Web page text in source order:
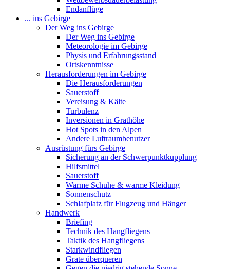
Endanflüge
... ins Gebirge
Der Weg ins Gebirge
Der Weg ins Gebirge
Meteorologie im Gebirge
Physis und Erfahrungsstand
Ortskenntnisse
Herausforderungen im Gebirge
Die Herausforderungen
Sauerstoff
Vereisung & Kälte
Turbulenz
Inversionen in Grathöhe
Hot Spots in den Alpen
Andere Luftraumbenutzer
Ausrüstung fürs Gebirge
Sicherung an der Schwerpunktkupplung
Hilfsmittel
Sauerstoff
Warme Schuhe & warme Kleidung
Sonnenschutz
Schlafplatz für Flugzeug und Hänger
Handwerk
Briefing
Technik des Hangfliegens
Taktik des Hangfliegens
Starkwindfliegen
Grate überqueren